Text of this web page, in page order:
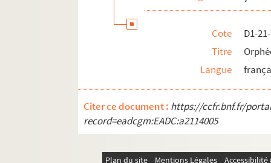
Cote
D1-
Titre
Langue
Citer ce document : https://ccfr.bnf.fr/
record=eadcgm:EADC:a2114005
Plan du site Mentions Légales